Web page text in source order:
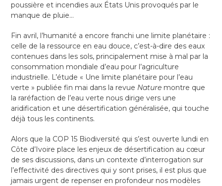
poussière et incendies aux États Unis provoqués par le
manque de pluie…
Fin avril, l’humanité a encore franchi une limite planétaire :
celle de la ressource en eau douce, c’est-à-dire des eaux
contenues dans les sols, principalement mise à mal par la
consommation mondiale d’eau pour l’agriculture
industrielle. L’étude « Une limite planétaire pour l’eau
verte » publiée fin mai dans la revue Nature montre que
la raréfaction de l’eau verte nous dirige vers une
aridification et une désertification généralisée, qui touche
déjà tous les continents.
Alors que la COP 15 Biodiversité qui s’est ouverte lundi en
Côte d’Ivoire place les enjeux de désertification au cœur
de ses discussions, dans un contexte d’interrogation sur
l’effectivité des directives qui y sont prises, il est plus que
jamais urgent de repenser en profondeur nos modèles